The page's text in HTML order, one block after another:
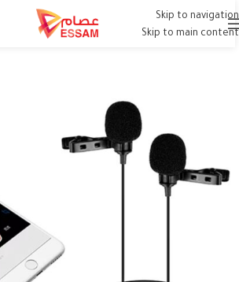
Skip to navigation
Skip to main content